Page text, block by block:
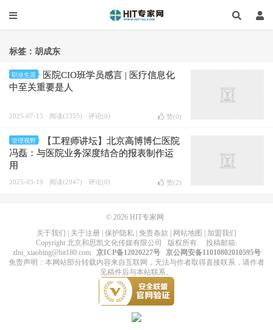
标签：胡成东
职业生涯
医院CIO班学员感言 | 医疗信息化
中至关重要是人
2025-07-15 阅读(2355) 评论(0) 赞(0)
管理视野
【工程师讲坛】北京高博博仁医院
冯磊：与医院业务深度结合的报表制作运
用
2025-03-19 阅读(2947) 评论(0) 赞(2)
© 2026 HIT专家网
关于我们
关于注册 保护隐私 免责条款 网站地图
加盟我们
Copyright 北京和思凯文化传媒有限公司 版权所有. 投稿邮箱:
zhu_xiaobing@hit180.com
京ICP备12020227号
京公网安备11010802010595号
免责声明：本网站部分转载内容来自互联网，无法与作者取得直接联系，请作者
见稿件后与本站联系。